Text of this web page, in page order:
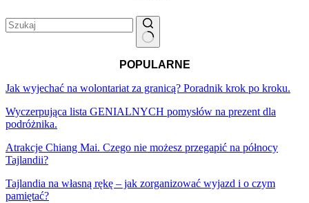
POPULARNE
Jak wyjechać na wolontariat za granicą? Poradnik krok po kroku.
Wyczerpująca lista GENIALNYCH pomysłów na prezent dla
podróżnika.
Atrakcje Chiang Mai. Czego nie możesz przegapić na północy
Tajlandii?
Tajlandia na własną rękę – jak zorganizować wyjazd i o czym
pamiętać?